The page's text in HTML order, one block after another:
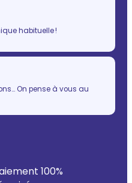
habituelle !
On pense à vous au
100%